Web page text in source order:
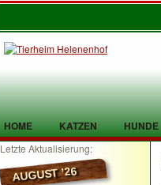
HOME KATZEN HUNDE
TIER GEFUNDEN KONTAKT
Letzte Aktualisierung:
AUGUST ’26